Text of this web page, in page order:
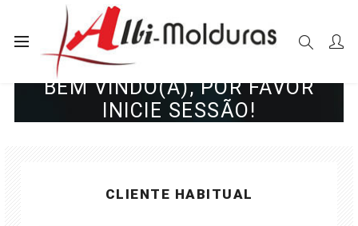
BEM VINDO(A), POR FAVOR
INICIE SESSÃO!
CLIENTE HABITUAL